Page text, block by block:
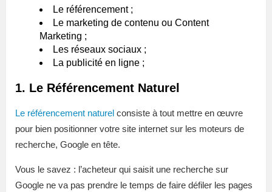
Le référencement ;
Le marketing de contenu ou Content
Marketing ;
Les réseaux sociaux ;
La publicité en ligne ;
1. Le Référencement Naturel
Le référencement naturel consiste à tout mettre en œuvre
pour bien positionner votre site internet sur les moteurs de
recherche, Google en tête.
Vous le savez : l’acheteur qui saisit une recherche sur
Google ne va pas prendre le temps de faire défiler les pages